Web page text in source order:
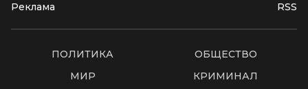
Реклама RSS
ПОЛИТИКА
ОБЩЕСТВО
МИР
КРИМИНАЛ